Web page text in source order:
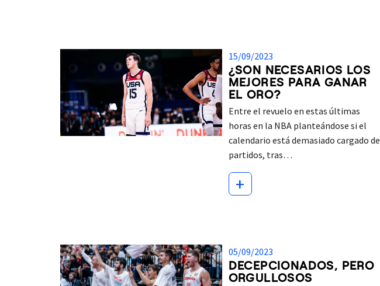
15/09/2023
¿SON NECESARIOS LOS
MEJORES PARA GANAR
EL ORO?
Entre el revuelo en estas últimas
horas en la NBA planteándose si el
calendario está demasiado cargado de
partidos, tras…
+
05/09/2023
DECEPCIONADOS, PERO
ORGULLOSOS